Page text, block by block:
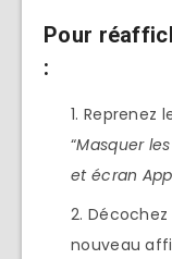
Pour
:
Reprenez
“Masquer
et écran
Décochez
nouveau